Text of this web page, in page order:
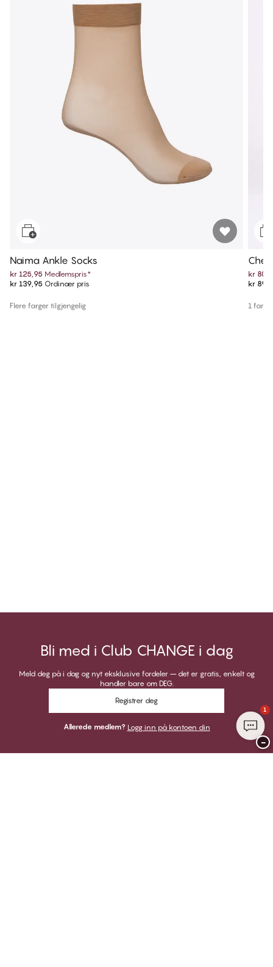
Naima Ankle Socks
kr 125,95 Medlemspris*
kr 139,95 Ordinær pris
Flere farger tilgjengelig
Cher
kr
kr
1
Bli med i Club CHANGE i dag
Meld deg på i dag og nyt eksklusive fordeler – det er gratis, enkelt og
handler bare om DEG.
Registrer deg
Allerede medlem? Logg inn på kontoen din
1
−